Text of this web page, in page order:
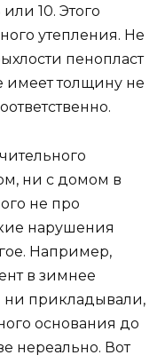
10. Этого
утепления. Не
пенопласт
имеет толщину не
ни с домом в
не про
нарушения
Например,
в зимнее
ни прикладывали,
основания до
нереально. Вот